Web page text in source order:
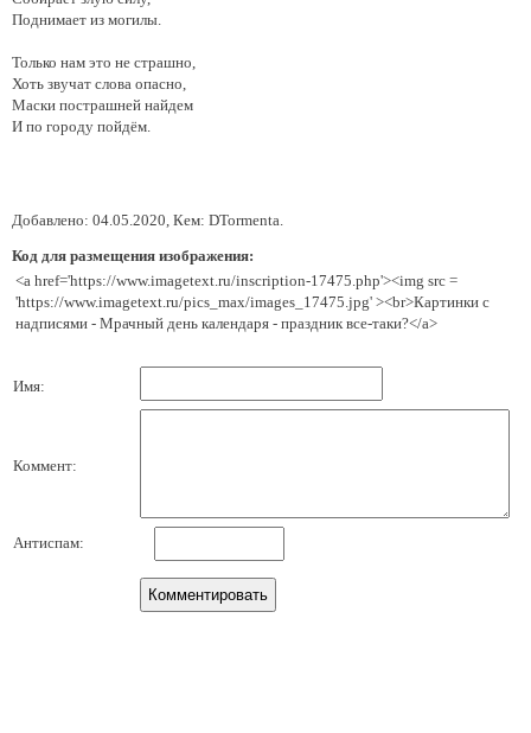
Поднимает из могилы.
Только нам это не страшно,
Хоть звучат слова опасно,
Маски пострашней найдем
И по городу пойдём.
Добавлено: 04.05.2020, Кем: DTormenta.
Код для размещения изображения:
<a href='https://www.imagetext.ru/inscription-17475.php'><img src =
'https://www.imagetext.ru/pics_max/images_17475.jpg' ><br>Картинки с
надписями - Мрачный день календаря - праздник все-таки?</a>
Имя:
Коммент:
Антиспам: